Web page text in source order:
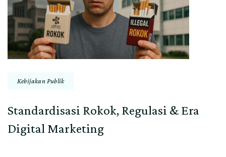
Kebijakan Publik
Standardisasi Rokok, Regulasi & Era
Digital Marketing